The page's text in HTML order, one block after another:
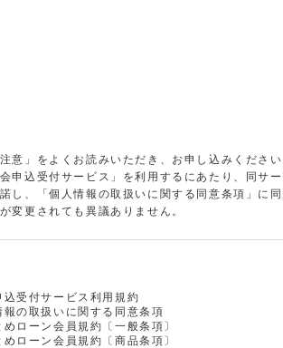
意」をよくお読みいただき、お申し込みください
申込受付サービス」を利用するにあたり、同サ
し、「個人情報の取扱いに関する同意条項」に
変更されても異議ありません。
込受付サービス利用規約
報の取扱いに関する同意条項
めローン会員規約〔一般条項〕
めローン会員規約〔商品条項〕